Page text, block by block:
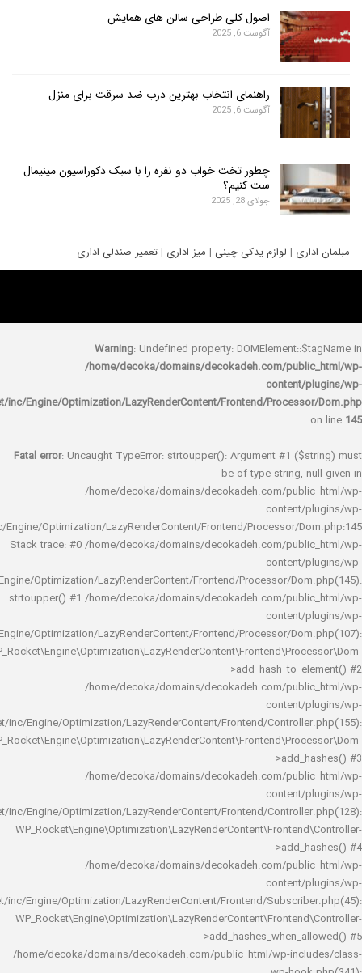
اصول کلی طراحی سالن های همایش
آگوست 6, 2025
راهنمای انتخاب بهترین درب ضد سرقت برای منزل
آگوست 6, 2025
چطور تخت خواب دو نفره را با سبک دکوراسیون مینیمال
ست کنیم؟
جولای 28, 2025
|لوازم یدکی چینی|میز اداری| تعمیر صندلی اداری
Warning: Undefined property:
/home/decoka/domains/decokadeh.com/
rocket/inc/Engine/Optimization/LazyRenderContent/Frontend/
Fatal error : Uncaught TypeError: strtoupper(): Argument #1
be of type string,
/home/decoka/domains/decokadeh.com/
rocket/inc/Engine/Optimization/LazyRenderContent/Frontend/Processor/
Stack trace: #0 /home/decoka/domains/decokadeh.com/
rocket/inc/Engine/Optimization/LazyRenderContent/Frontend/Processor/
strtoupper() #1 /home/decoka/domains/decokadeh.com/
rocket/inc/Engine/Optimization/LazyRenderContent/Frontend/Processor/
/home/decoka/domains/decokadeh.com/
rocket/inc/Engine/Optimization/LazyRenderContent/Frontend/
/home/decoka/domains/decokadeh.com/
rocket/inc/Engine/Optimization/LazyRenderContent/Frontend/
/home/decoka/domains/decokadeh.com/
rocket/inc/Engine/Optimization/LazyRenderContent/Frontend/
/home/decoka/domains/decokadeh.com/public_html/wp-